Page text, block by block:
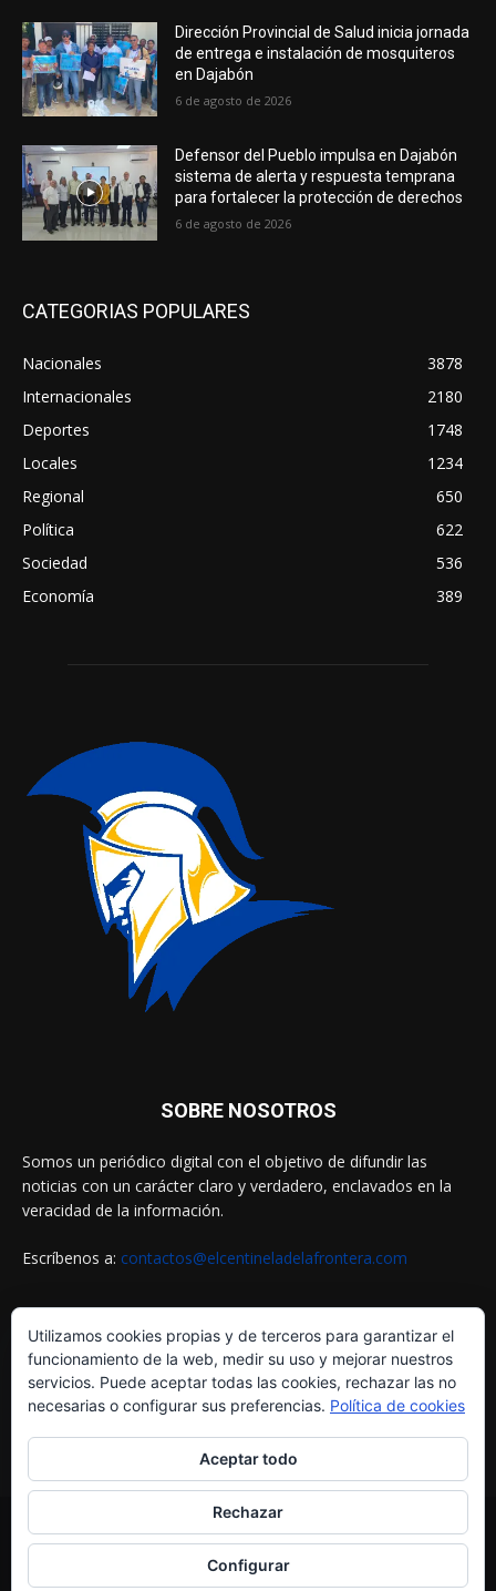
Dirección Provincial de Salud inicia jornada
de entrega e instalación de mosquiteros
en Dajabón
6 de agosto de 2026
Defensor del Pueblo impulsa en Dajabón
sistema de alerta y respuesta temprana
para fortalecer la protección de derechos
6 de agosto de 2026
CATEGORIAS POPULARES
Nacionales
3878
Internacionales
2180
Deportes
1748
Locales
1234
Regional
650
Política
622
Sociedad
536
Economía
389
SOBRE NOSOTROS
Somos un periódico digital con el objetivo de difundir las
noticias con un carácter claro y verdadero, enclavados en la
veracidad de la información.
Escríbenos a: contactos@elcentineladelafrontera.com
SIGUENOS EN
© ELCENTINELADELAFRONTERA.COM byMultiServicios Helena
Aviso Legal
Política de Cookies
Utilizamos cookies propias y de terceros para garantizar el
funcionamiento de la web, medir su uso y mejorar nuestros
servicios. Puede aceptar todas las cookies, rechazar las no
necesarias o configurar sus preferencias. Política de cookies
Aceptar todo
Rechazar
Configurar